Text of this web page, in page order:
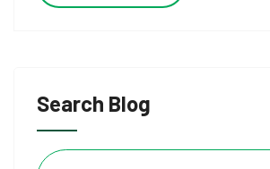
Search Blog